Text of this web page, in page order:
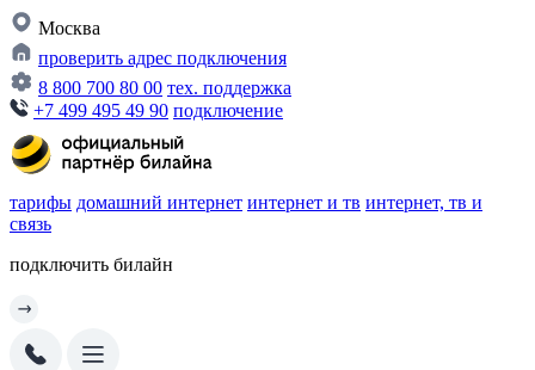
Москва
проверить адрес подключения
8 800 700 80 00 тех. поддержка
+7 499 495 49 90 подключение
тарифы домашний интернет интернет и тв интернет, тв и
связь
подключить билайн